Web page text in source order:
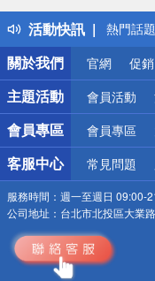
活動快訊
得獎公告
熱門話題
銀行優惠
偏遠地
詐騙網
關於我們
官網 促
主題活動 會員活動
會員專區 會員專區
客服中心 常見問題
服務時間： 週一至週日 09:00-
公司地址： 台北市北投區大業